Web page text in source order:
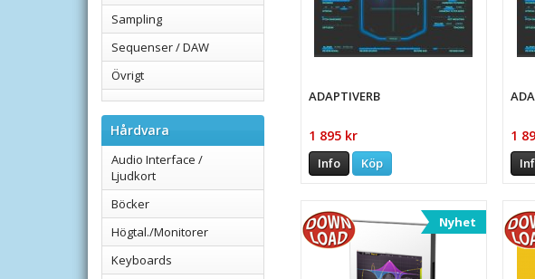
Sampling
Sequenser / DAW
Övrigt
Hårdvara
Audio Interface /
Ljudkort
Böcker
Högtal./Monitorer
Keyboards
ADAPTIVERB
1 895 kr
Info Köp
1
Nyhet